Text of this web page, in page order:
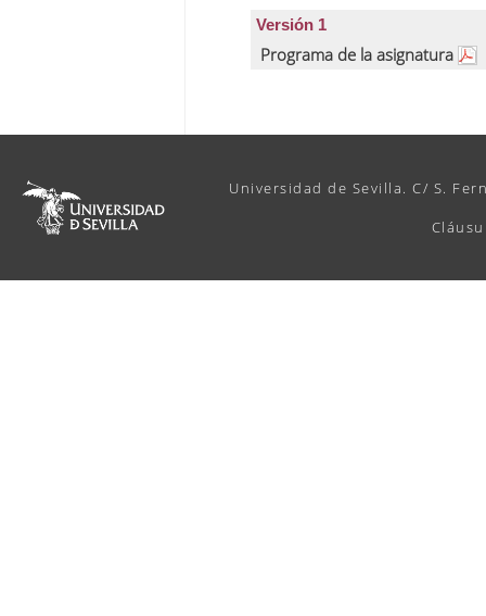
Versión 1
Programa de la asignatura
Universidad de Sevilla. C/ S.